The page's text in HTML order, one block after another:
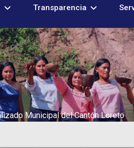
Transparencia
Municipal del Cantón Loreto